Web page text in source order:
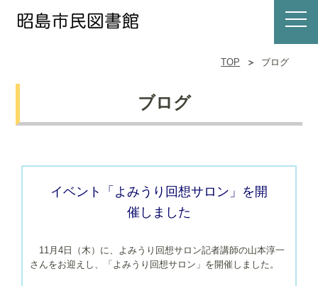
TOP ブログ
ブログ
イベント「よみうり回想サロン」を開
催しました
11月4日（木）に、よみうり回想サロン記者講師の山本淳一
さんをお迎えし、「よみうり回想サロン」を開催しました。